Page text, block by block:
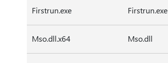
Firstrun.exe Firstrun.exe
Mso.dll.x64 Mso.dll